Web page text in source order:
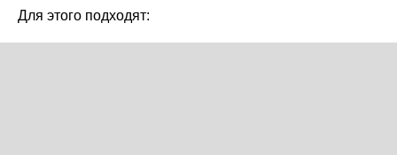
Для этого подходят: